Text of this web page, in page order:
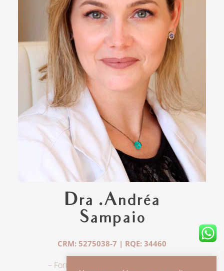
Dra .Andréa
Sampaio
CRM: 5275038-7 | RQE: 34460
– Formação em Medicina pela UFRJ.